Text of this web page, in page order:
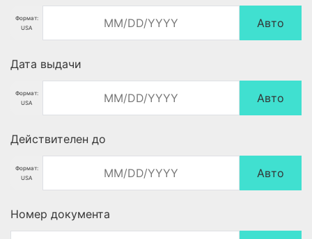
Формат:
USA
Авто
Дата выдачи
Формат:
USA
Авто
Действителен до
Формат:
USA
Авто
Номер документа